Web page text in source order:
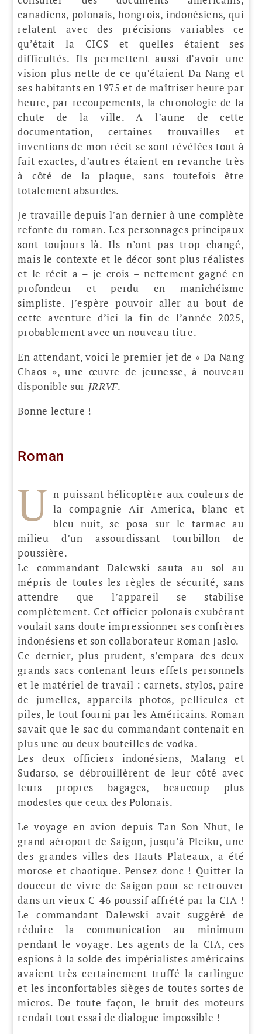
canadiens, polonais, hongrois, indonésiens, qui
relatent avec des précisions variables ce
qu’était la CICS et quelles étaient ses
difficultés. Ils permettent aussi d’avoir une
vision plus nette de ce qu’étaient Da Nang et
ses habitants en 1975 et de maîtriser heure par
heure, par recoupements, la chronologie de la
chute de la ville. A l’aune de cette
documentation, certaines trouvailles et
inventions de mon récit se sont révélées tout à
fait exactes, d’autres étaient en revanche très
à côté de la plaque, sans toutefois être
totalement absurdes.
Je travaille depuis l’an dernier à une complète
refonte du roman. Les personnages principaux
sont toujours là. Ils n’ont pas trop changé,
mais le contexte et le décor sont plus réalistes
et le récit a – je crois – nettement gagné en
profondeur et perdu en manichéisme
simpliste. J’espère pouvoir aller au bout de
cette aventure d’ici la fin de l’année 2025,
probablement avec un nouveau titre.
En attendant, voici le premier jet de « Da Nang
Chaos », une œuvre de jeunesse, à nouveau
disponible sur JRRVF.
Bonne lecture !
Roman
U n puissant hélicoptère aux couleurs de
la compagnie Air America, blanc et
bleu nuit, se posa sur le tarmac au
milieu d’un assourdissant tourbillon de
poussière.
Le commandant Dalewski sauta au sol au
mépris de toutes les règles de sécurité, sans
attendre que l’appareil se stabilise
complètement. Cet officier polonais exubérant
voulait sans doute impressionner ses confrères
indonésiens et son collaborateur Roman Jaslo.
Ce dernier, plus prudent, s’empara des deux
grands sacs contenant leurs effets personnels
et le matériel de travail : carnets, stylos, paire
de jumelles, appareils photos, pellicules et
piles, le tout fourni par les Américains. Roman
savait que le sac du commandant contenait en
plus une ou deux bouteilles de vodka.
Les deux officiers indonésiens, Malang et
Sudarso, se débrouillèrent de leur côté avec
leurs propres bagages, beaucoup plus
modestes que ceux des Polonais.
Le voyage en avion depuis Tan Son Nhut, le
grand aéroport de Saigon, jusqu’à Pleiku, une
des grandes villes des Hauts Plateaux, a été
morose et chaotique. Pensez donc ! Quitter la
douceur de vivre de Saigon pour se retrouver
dans un vieux C-46 poussif affrété par la CIA !
Le commandant Dalewski avait suggéré de
réduire la communication au minimum
pendant le voyage. Les agents de la CIA, ces
espions à la solde des impérialistes américains
avaient très certainement truffé la carlingue
et les inconfortables sièges de toutes sortes de
micros. De toute façon, le bruit des moteurs
rendait tout essai de dialogue impossible !